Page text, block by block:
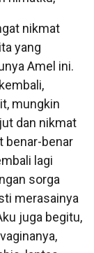
nikmat
yang
Amel ini.
mungkin
dan nikmat
benar-benar
lagi
sorga
merasainya
juga begitu,